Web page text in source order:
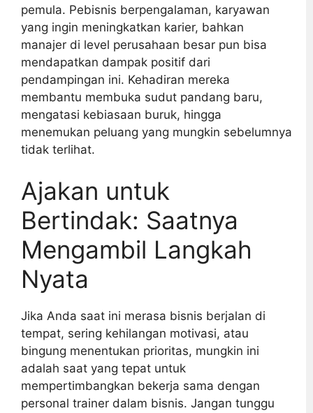
pemula. Pebisnis berpengalaman, karyawan
yang ingin meningkatkan karier, bahkan
manajer di level perusahaan besar pun bisa
mendapatkan dampak positif dari
pendampingan ini. Kehadiran mereka
membantu membuka sudut pandang baru,
mengatasi kebiasaan buruk, hingga
menemukan peluang yang mungkin sebelumnya
tidak terlihat.
Ajakan untuk
Bertindak: Saatnya
Mengambil Langkah
Nyata
Jika Anda saat ini merasa bisnis berjalan di
tempat, sering kehilangan motivasi, atau
bingung menentukan prioritas, mungkin ini
adalah saat yang tepat untuk
mempertimbangkan bekerja sama dengan
personal trainer dalam bisnis. Jangan tunggu